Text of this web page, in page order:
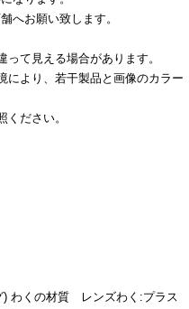
へお願い致します。
て見える場合があります。
により、若干製品と画像のカラー
ださい。
) わくの材質 レンズわく:プラス